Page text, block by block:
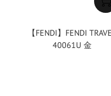
【FENDI】FENDI
40061U 金